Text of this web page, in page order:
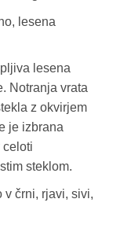
lesena
lesena
Notranja vrata
z okvirjem
je izbrana
celoti
steklom.
v črni, rjavi, sivi,